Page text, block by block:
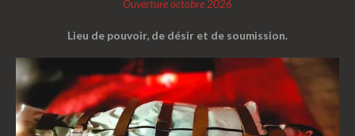
Ouverture octobre 2026
Lieu de pouvoir, de désir et de soumission.